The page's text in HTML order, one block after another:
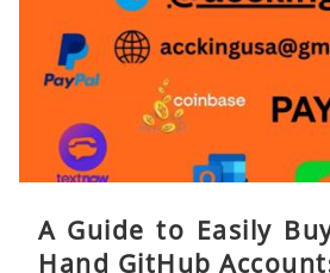
A Guide to Easily
Hand GitHub